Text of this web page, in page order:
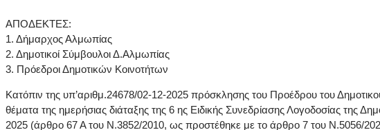
ΑΠΟΔΕΚΤΕΣ:
1. Δήμαρχος Αλμωπίας
2. Δημοτικοί Σύμβουλοι Δ.Αλμωπίας
3. Πρόεδροι Δημοτικών Κοινοτήτων
Κατόπιν της υπ’αριθμ.24678/02-12-2025 πρόσκλησης του Προέδρου του
θέματα της ημερήσιας διάταξης της 6 ης Ειδικής Συνεδρίασης Λογοδοσίας της
2025 (άρθρο 67 Α του Ν.3852/2010, ως προστέθηκε με το άρθρο 7 του Ν.5056/